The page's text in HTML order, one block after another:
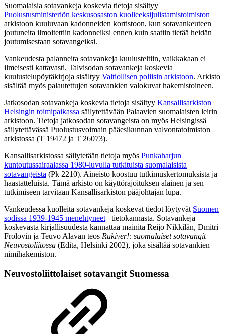
Suomalaisia sotavankeja koskevia tietoja sisältyy
Puolustusministeriön keskusosaston kuolleeksijulistamistoimiston
arkistoon kuuluvaan kadonneiden kortistoon, kun sotavankeuteen
joutuneita ilmoitettiin kadonneiksi ennen kuin saatiin tietää heidän
joutumisestaan sotavangeiksi.
Vankeudesta palanneita sotavankeja kuulusteltiin, vaikkakaan ei
ilmeisesti kattavasti. Talvisodan sotavankeja koskevia
kuulustelupöytäkirjoja sisältyy Valtiollisen poliisin arkistoon. Arkisto
sisältää myös palautettujen sotavankien valokuvat hakemistoineen.
Jatkosodan sotavankeja koskevia tietoja sisältyy Kansallisarkiston
Helsingin toimipaikassa säilytettävään Palaavien suomalaisten leirin
arkistoon. Tietoja jatkosodan sotavangeista on myös Helsingissä
säilytettävässä Puolustusvoimain pääesikunnan valvontatoimiston
arkistossa (T 19472 ja T 26073).
Kansallisarkistossa säilytetään tietoja myös Punkaharjun
kuntoutussairaalassa 1980-luvulla tutkituista suomalaisista
sotavangeista (Pk 2210). Aineisto koostuu tutkimuskertomuksista ja
haastatteluista. Tämä arkisto on käyttörajoituksen alainen ja sen
tutkimiseen tarvitaan Kansallisarkiston pääjohtajan lupa.
Vankeudessa kuolleita sotavankeja koskevat tiedot löytyvät Suomen
sodissa 1939-1945 menehtyneet –tietokannasta. Sotavankeja
koskevasta kirjallisuudesta kannattaa mainita Reijo Nikkilän, Dmitri
Frolovin ja Teuvo Alavan teos Rukiver!: suomalaiset sotavangit
Neuvostoliitossa (Edita, Helsinki 2002), joka sisältää sotavankien
nimihakemiston.
Neuvostoliittolaiset sotavangit Suomessa